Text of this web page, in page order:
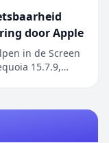
door Apple
in de Screen
15.7.9,